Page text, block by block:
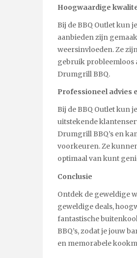
Hoogwaardige
Bij de BBQ Outlet kun
aanbieden zijn
weersinvloeden. Ze
gebruik probleemloos
Drumgrill BBQ.
Professioneel advies
Bij de BBQ Outlet kun
uitstekende
Drumgrill BBQ’s en
voorkeuren. Ze
optimaal van kunt
Conclusie
Ontdek de geweldige
geweldige deals,
fantastische
BBQ’s, zodat je jouw
en memorabele